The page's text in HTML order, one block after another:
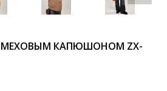
МЕХОВЫМ КАПЮШОНОМ ZX-